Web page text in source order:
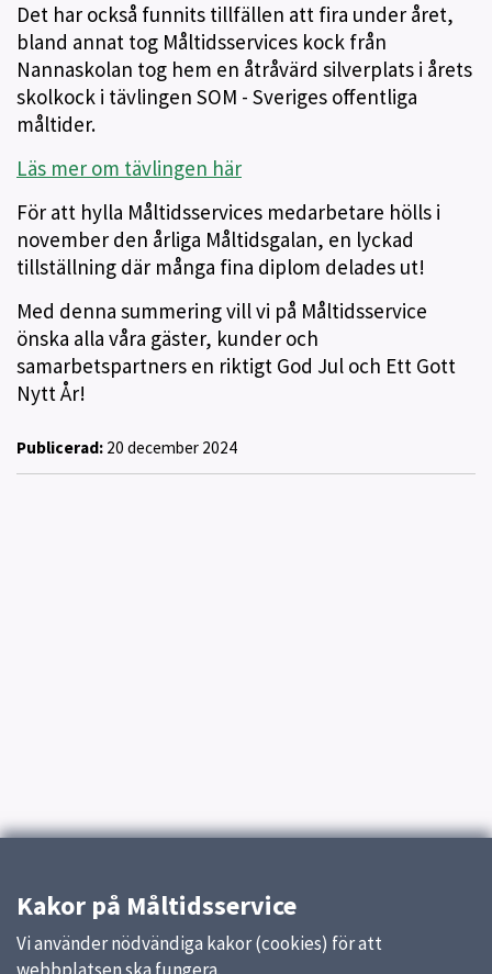
Det har också funnits tillfällen att fira under året,
bland annat tog Måltidsservices kock från
Nannaskolan tog hem en åtråvärd silverplats i årets
skolkock i tävlingen SOM - Sveriges offentliga
måltider.
Läs mer om tävlingen här
För att hylla Måltidsservices medarbetare hölls i
november den årliga Måltidsgalan, en lyckad
tillställning där många fina diplom delades ut!
Med denna summering vill vi på Måltidsservice
önska alla våra gäster, kunder och
samarbetspartners en riktigt God Jul och Ett Gott
Nytt År!
Publicerad: 20 december 2024
Kakor på Måltidsservice
Vi använder nödvändiga kakor (cookies) för att